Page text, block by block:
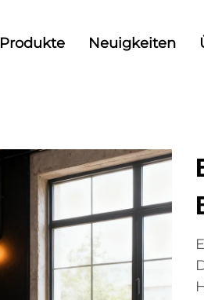
Produkte Neuigkeiten